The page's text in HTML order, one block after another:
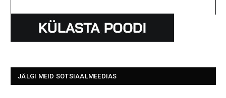
JÄLGI MEID SOTSIAALMEEDIAS